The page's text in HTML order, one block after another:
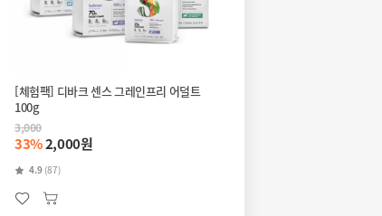
[체험팩] 디바크 센스 그레인프리 어덜트
100g
3,000
33%2,000원
4.9 (87)